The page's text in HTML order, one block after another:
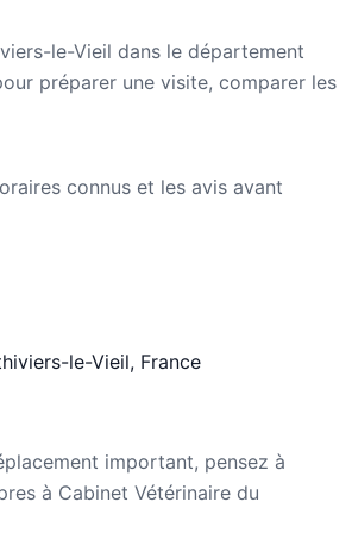
le-Vieil dans le département
préparer une visite, comparer les
connus et les avis avant
le-Vieil, France
important, pensez à
à Cabinet Vétérinaire du